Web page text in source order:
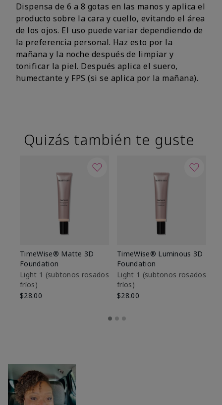
Dispensa de 6 a 8 gotas en las manos y aplica el
producto sobre la cara y cuello, evitando el área
de los ojos. El uso puede variar dependiendo de
la preferencia personal. Haz esto por la
mañana y la noche después de limpiar y
tonificar la piel. Después aplica el suero,
humectante y FPS (si se aplica por la mañana).
Quizás también te guste
TimeWise® Matte 3D
Foundation
Light 1​ (subtonos rosados
fríos)
$28.00
TimeWise® Luminous 3D
Foundation
Light 1​ (subtonos rosados
fríos)
$28.00